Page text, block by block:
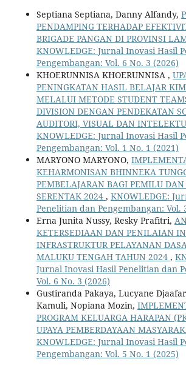
Septiana Septiana, Danny Alfandy,
PENDAMPING TERHADAP
BRIGADE PANGAN DI PROVINSI
KNOWLEDGE: Jurnal Inovasi Hasil
Pengembangan: Vol. 6 No. 3 (2026)
KHOERUNNISA KHOERUNNISA ,
PENINGKATAN HASIL BELAJAR
MELALUI METODE STUDENT
DIVISION DENGAN PENDEKATAN
AUDITORI, VISUAL DAN
KNOWLEDGE: Jurnal Inovasi Hasil
Pengembangan: Vol. 1 No. 1 (2021)
MARYONO MARYONO,
KEHARMONISAN BHINNEKA
PEMBELAJARAN BAGI PEMILU
SERENTAK 2024 , KNOWLEDGE:
Penelitian dan Pengembangan: Vol.
Erna Junita Nussy, Resky Prafitri,
KETERSEDIAAN DAN PENILAIAN
INFRASTRUKTUR PELAYANAN
MALUKU TENGAH TAHUN 2024 ,
Jurnal Inovasi Hasil Penelitian dan
Vol. 6 No. 3 (2026)
Gustiranda Pakaya, Lucyane
Kamuli, Nopiana Mozin,
PROGRAM KELUARGA HARAPAN
UPAYA PEMBERDAYAAN
KNOWLEDGE: Jurnal Inovasi Hasil
Pengembangan: Vol. 5 No. 1 (2025)